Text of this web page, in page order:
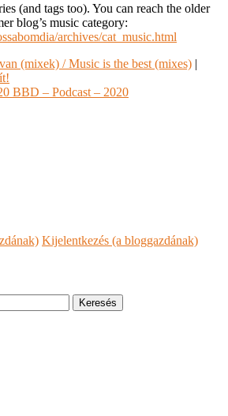
(and tags too). You can reach the older
blog’s music category:
archives/cat_music.html
(mixek) / Music is the best (mixes) |
BBD – Podcast – 2020
Kijelentkezés (a bloggazdának)